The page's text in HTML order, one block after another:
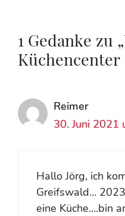
1 Gedanke zu
Küchencenter
Reimer
30. Juni 2021
Hallo Jörg, ich
Greifswald…
eine Küche….bin